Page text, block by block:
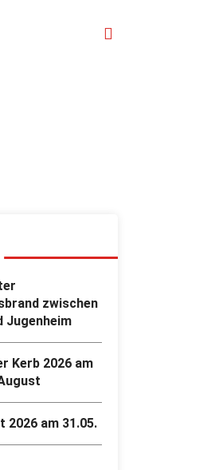
zwischen
Jugenheim
Kerb 2026 am
2026 am 31.05.